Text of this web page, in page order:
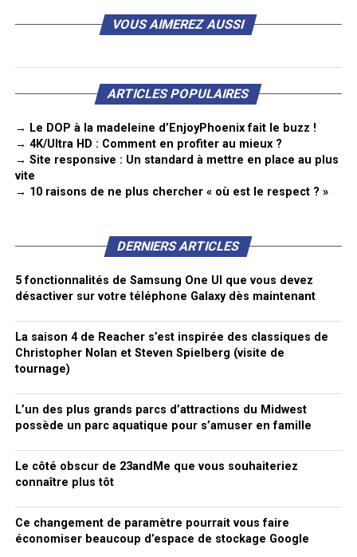
VOUS AIMEREZ AUSSI
ARTICLES POPULAIRES
→ Le DOP à la madeleine d’EnjoyPhoenix fait le buzz !
→ 4K/Ultra HD : Comment en profiter au mieux ?
→ Site responsive : Un standard à mettre en place au plus
vite
→ 10 raisons de ne plus chercher « où est le respect ? »
DERNIERS ARTICLES
5 fonctionnalités de Samsung One UI que vous devez
désactiver sur votre téléphone Galaxy dès maintenant
La saison 4 de Reacher s’est inspirée des classiques de
Christopher Nolan et Steven Spielberg (visite de
tournage)
L’un des plus grands parcs d’attractions du Midwest
possède un parc aquatique pour s’amuser en famille
Le côté obscur de 23andMe que vous souhaiteriez
connaître plus tôt
Ce changement de paramètre pourrait vous faire
économiser beaucoup d’espace de stockage Google